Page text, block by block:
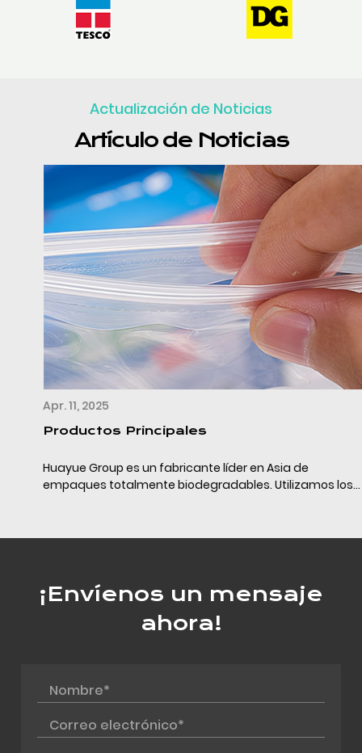
Actualización de Noticias
Artículo de Noticias
Apr. 11, 2025
Productos Principales
Huayue Group es un fabricante líder en Asia de
empaques totalmente biodegradables. Utilizamos los
la tecn...
¡Envíenos un mensaje
ahora!